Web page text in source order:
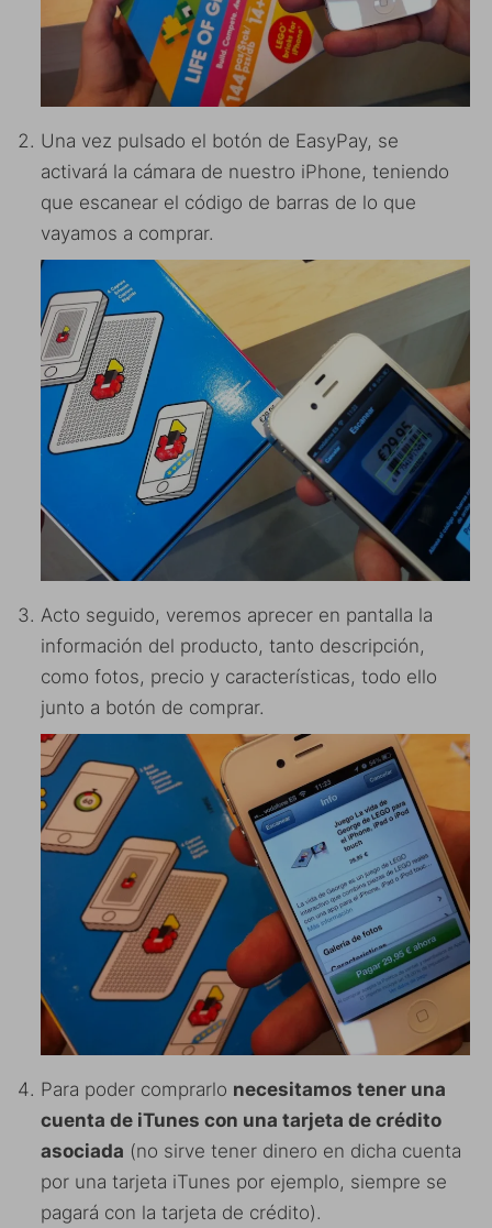
Una vez pulsado el botón de EasyPay, se
activará la cámara de nuestro iPhone, teniendo
que escanear el código de barras de lo que
vayamos a comprar.
Acto seguido, veremos aprecer en pantalla la
información del producto, tanto descripción,
como fotos, precio y características, todo ello
junto a botón de comprar.
Para poder comprarlo necesitamos tener una
cuenta de iTunes con una tarjeta de crédito
asociada (no sirve tener dinero en dicha cuenta
por una tarjeta iTunes por ejemplo, siempre se
pagará con la tarjeta de crédito).